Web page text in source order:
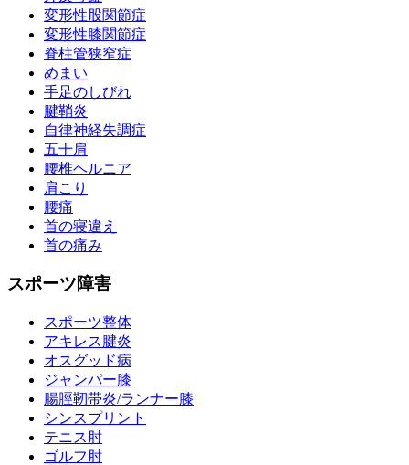
変形性股関節症
変形性膝関節症
脊柱管狭窄症
めまい
手足のしびれ
腱鞘炎
自律神経失調症
五十肩
腰椎ヘルニア
肩こり
腰痛
首の寝違え
首の痛み
スポーツ障害
スポーツ整体
アキレス腱炎
オスグッド病
ジャンパー膝
腸脛靭帯炎/ランナー膝
シンスプリント
テニス肘
ゴルフ肘